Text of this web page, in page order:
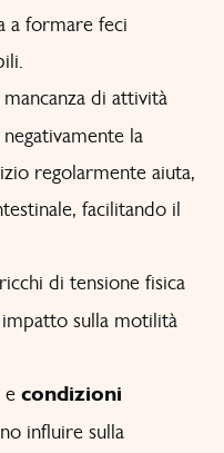
a formare feci
mancanza di attività
la
regolarmente aiuta,
facilitando il
di tensione fisica
sulla motilità
e condizioni
influire sulla